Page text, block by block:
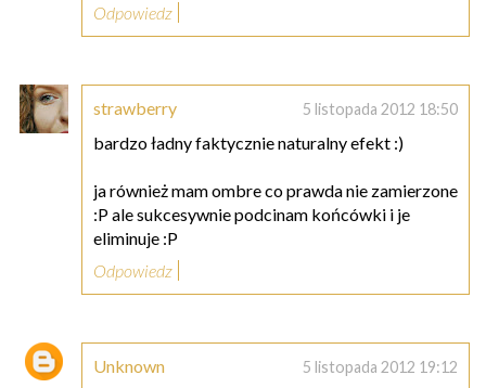
Odpowiedz
strawberry 5 listopada 2012 18:50
bardzo ładny faktycznie naturalny efekt :)
ja również mam ombre co prawda nie zamierzone
:P ale sukcesywnie podcinam końcówki i je
eliminuje :P
Odpowiedz
Unknown 5 listopada 2012 19:12